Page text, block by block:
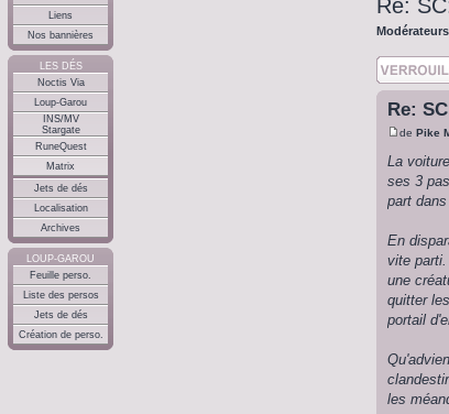
Liens
Nos bannières
LES DÉS
Noctis Via
Loup-Garou
INS/MV
Stargate
RuneQuest
Matrix
Jets de dés
Localisation
Archives
LOUP-GAROU
Feuille perso.
Liste des persos
Jets de dés
Création de perso.
Re:
Sujet verouillé
Re:
de Pike
La
ses 3
part
En
vite
une
quitter
portail
les